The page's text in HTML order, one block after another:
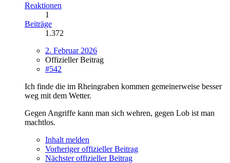
Reaktionen
1
Beiträge
1.372
2. Februar 2026
Offizieller Beitrag
#542
Ich finde die im Rheingraben kommen gemeinerweise besser
weg mit dem Wetter.
Gegen Angriffe kann man sich wehren, gegen Lob ist man
machtlos.
Inhalt melden
Vorheriger offizieller Beitrag
Nächster offizieller Beitrag